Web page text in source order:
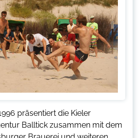
präsentiert die Kieler
Balltick zusammen mit dem